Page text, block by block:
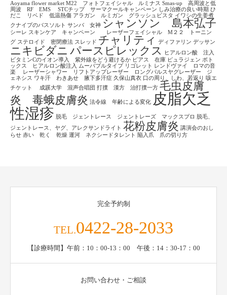
Aoyama flower market M22 フォトフェイシャル ルミナス Smas-up 高周波と低
周波 RF EMS
STCチップ サーマクールキャンペーン しみ治療の良い時期 ひ
だこ リベド 低温熱傷 アラガン ルミガン グラッシュビスタ イワシの生姜煮
クナイプのバスソルト サンバ 女神 シャンソン 島本弘子
シーレ スキンケア キャンペーン レーザーフェイシャル M２２ トーニン
グ ステロイド 密閉療法 スレッド チャリティ ディファリン デッサン
ニキビダニ パースピレックス
ヒアルロン酸 注入
ビタミンCのイオン導入 紫外線をどう避けるか ピアス 在庫 ピュラジェン ボト
ックス ヒアルロン酸注入
ムーバブルタイプ リゴレット レンドヴァイ ロマの音
楽
レーザーシャワー リフトアップレーザー ロングパルスヤグレーザー ジ
ェネシス ワキ汗 わきあせ 腋下多汗症 久保山真衣 口の周り、しわ、若返り 咳エ
チケット
成蹊大学 混声合唱団 打撲 漢方 治打撲一方 毛虫皮膚
炎 毒蛾皮膚炎 法令線 年齢による変化
皮脂欠乏
性湿疹 脱毛 ジェントレース ジェントレーズ マックスプロ
脱毛、
ジェントレース、ヤグ、アレクサンドライト 花粉皮膚炎 講演会のおし
らせ 赤い 乾く 乾燥 運河 ネクシードタレント 陥入爪 爪の切り方
完全予約制
TEL.0422-28-2033
【診療時間】午前：10：00-13：00 午後：14：30-17：00
お問い合わせ・ご相談